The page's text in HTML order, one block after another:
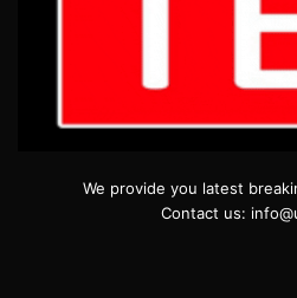
We provide you latest
Contact us: